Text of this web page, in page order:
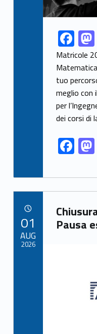
Link identifier share facebook archive #share-link-archive-85563F
ac
e
b
o
o
k
Matricole
tuo
meglio con
per
dei corsi di
F
ac
e
b
o
o
Link identifier archive #link-archive-98513
Pausa
01
AUG
2026